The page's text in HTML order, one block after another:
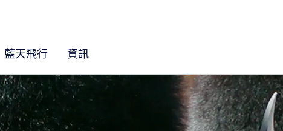
藍天飛行 資訊